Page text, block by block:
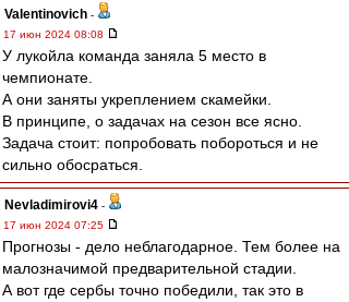
Valentinovich -
17 июн 2024 08:08
У лукойла команда заняла 5 место в
чемпионате.
А они заняты укреплением скамейки.
В принципе, о задачах на сезон все ясно.
Задача стоит: попробовать побороться и не
сильно обосраться.
Nevladimirovi4 -
17 июн 2024 07:25
Прогнозы - дело неблагодарное. Тем более на
малозначимой предварительной стадии.
А вот где сербы точно победили, так это в